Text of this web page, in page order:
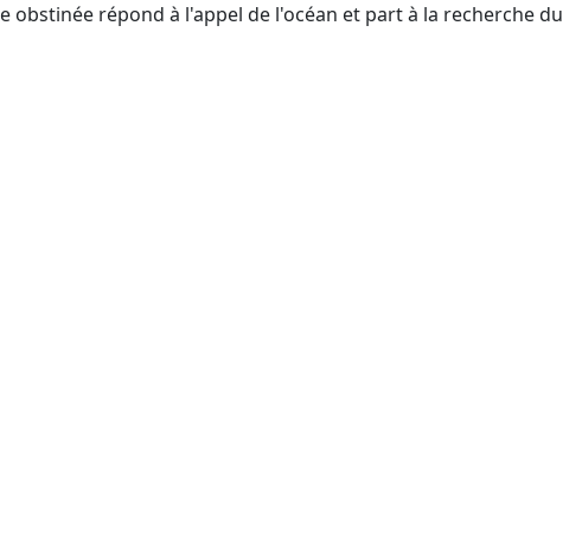
répond à l'appel de l'océan et part à la recherche du